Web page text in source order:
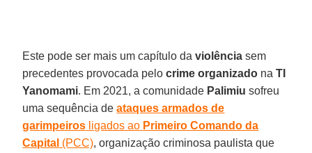
Este pode ser mais um capítulo daviolência sem
precedentes provocada pelocrime organizado na TI
Yanomami. Em 2021, a comunidade Palimiu sofreu
uma sequência deataques armados de
garimpeiros ligados ao Primeiro Comando da
Capital (PCC), organização criminosa paulista que